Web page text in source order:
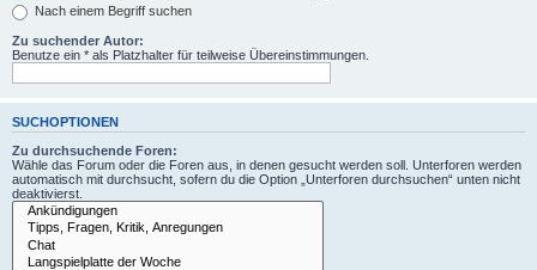
Nach einem Begriff suchen
Zu suchender Autor:
Benutze ein * als Platzhalter für teilweise Übereinstimmungen.
SUCHOPTIONEN
Zu durchsuchende Foren:
Wähle das Forum oder die Foren aus, in denen gesucht werden soll. Unterforen werden
automatisch mit durchsucht, sofern du die Option „Unterforen durchsuchen“ unten nicht
deaktivierst.